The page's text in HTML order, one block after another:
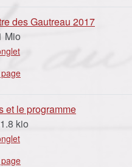
des Gautreau 2017
Mio
et le programme
kio